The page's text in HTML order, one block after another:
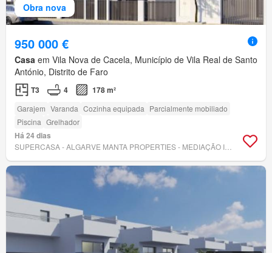
Obra nova
950 000 €
Casa em Vila Nova de Cacela, Município de Vila Real de Santo
António, Distrito de Faro
T3 4 178 m²
Garajem Varanda Cozinha equipada Parcialmente mobiliado
Piscina Grelhador
Há 24 dias